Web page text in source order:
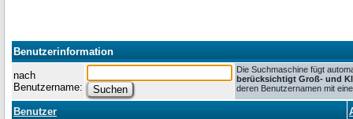
Benutzerinformation
nach
Benutzername:
Die Suchmaschine fügt
berücksichtigt Groß- und
deren Benutzernamen mit
Benutzer